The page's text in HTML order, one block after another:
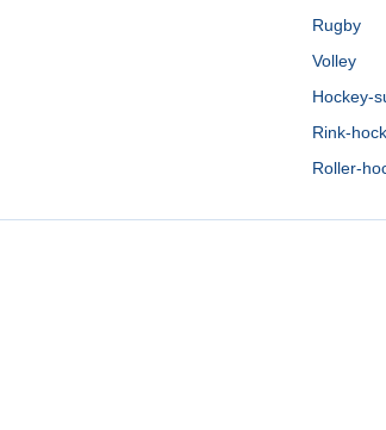
Rugby
Volley
Hockey-
Rink-
Roller-